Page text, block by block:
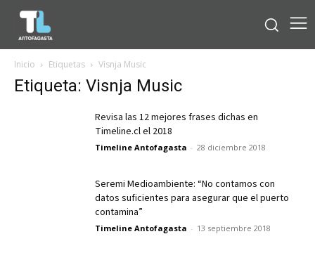
Inicio Etiquetas Visnja Music
Etiqueta: Visnja Music
Revisa las 12 mejores frases dichas en
Timeline.cl el 2018
Timeline Antofagasta - 28 diciembre 2018
Seremi Medioambiente: “No contamos con
datos suficientes para asegurar que el puerto
contamina”
Timeline Antofagasta - 13 septiembre 2018